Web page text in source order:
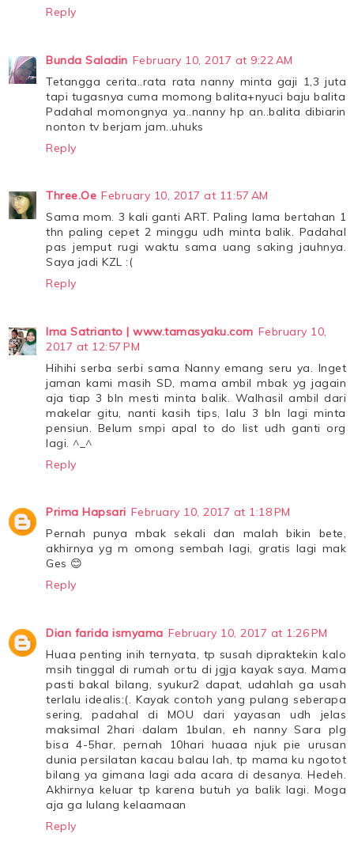
Reply
Bunda Saladin February 10, 2017 at 9:22 AM
Tetangga cerita..rata rata nanny minta gaji 1,3 juta
tapi tugasnya cuma momong balita+nyuci baju balita
Padahal momongnya ya..nanny hp an..balita dibiarin
nonton tv berjam jam..uhuks
Reply
Three.Oe February 10, 2017 at 11:57 AM
Sama mom. 3 kali ganti ART. Paling lama bertahan 1
thn paling cepet 2 minggu udh minta balik. Padahal
pas jemput rugi waktu sama uang saking jauhnya.
Saya jadi KZL :(
Reply
Ima Satrianto | www.tamasyaku.com February 10,
2017 at 12:57 PM
Hihihi serba serbi sama Nanny emang seru ya. Inget
jaman kami masih SD, mama ambil mbak yg jagain
aja tiap 3 bln mesti minta balik. Walhasil ambil dari
makelar gitu, nanti kasih tips, lalu 3 bln lagi minta
pensiun. Belum smpi apal to do list udh ganti org
lagi. ^_^
Reply
Prima Hapsari February 10, 2017 at 1:18 PM
Pernah punya mbak sekali dan malah bikin bete,
akhirnya yg m omong sembah lagi, gratis lagi mak
Ges 😊
Reply
Dian farida ismyama February 10, 2017 at 1:26 PM
Huaa penting inih ternyata, tp susah dipraktekin kalo
msih tinggal di rumah ortu di jgja kayak saya. Mama
pasti bakal bilang, syukur2 dapat, udahlah ga usah
terlalu idealis:(. Kayak contoh yang pulang seberapa
sering, padahal di MOU dari yayasan udh jelas
maksimal 2hari dalam 1bulan, eh nanny Sara plg
bisa 4-5har, pernah 10hari huaaa njuk pie urusan
dunia persilatan kacau balau lah, tp mama ku ngotot
bilang ya gimana lagi ada acara di desanya. Hedeh.
Akhirnya keluar tp karena butuh ya balik lagi. Moga
aja ga lulang kelaamaan
Reply